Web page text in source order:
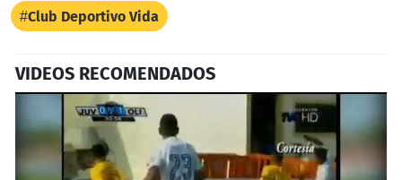
Club Deportivo Vida
VIDEOS RECOMENDADOS